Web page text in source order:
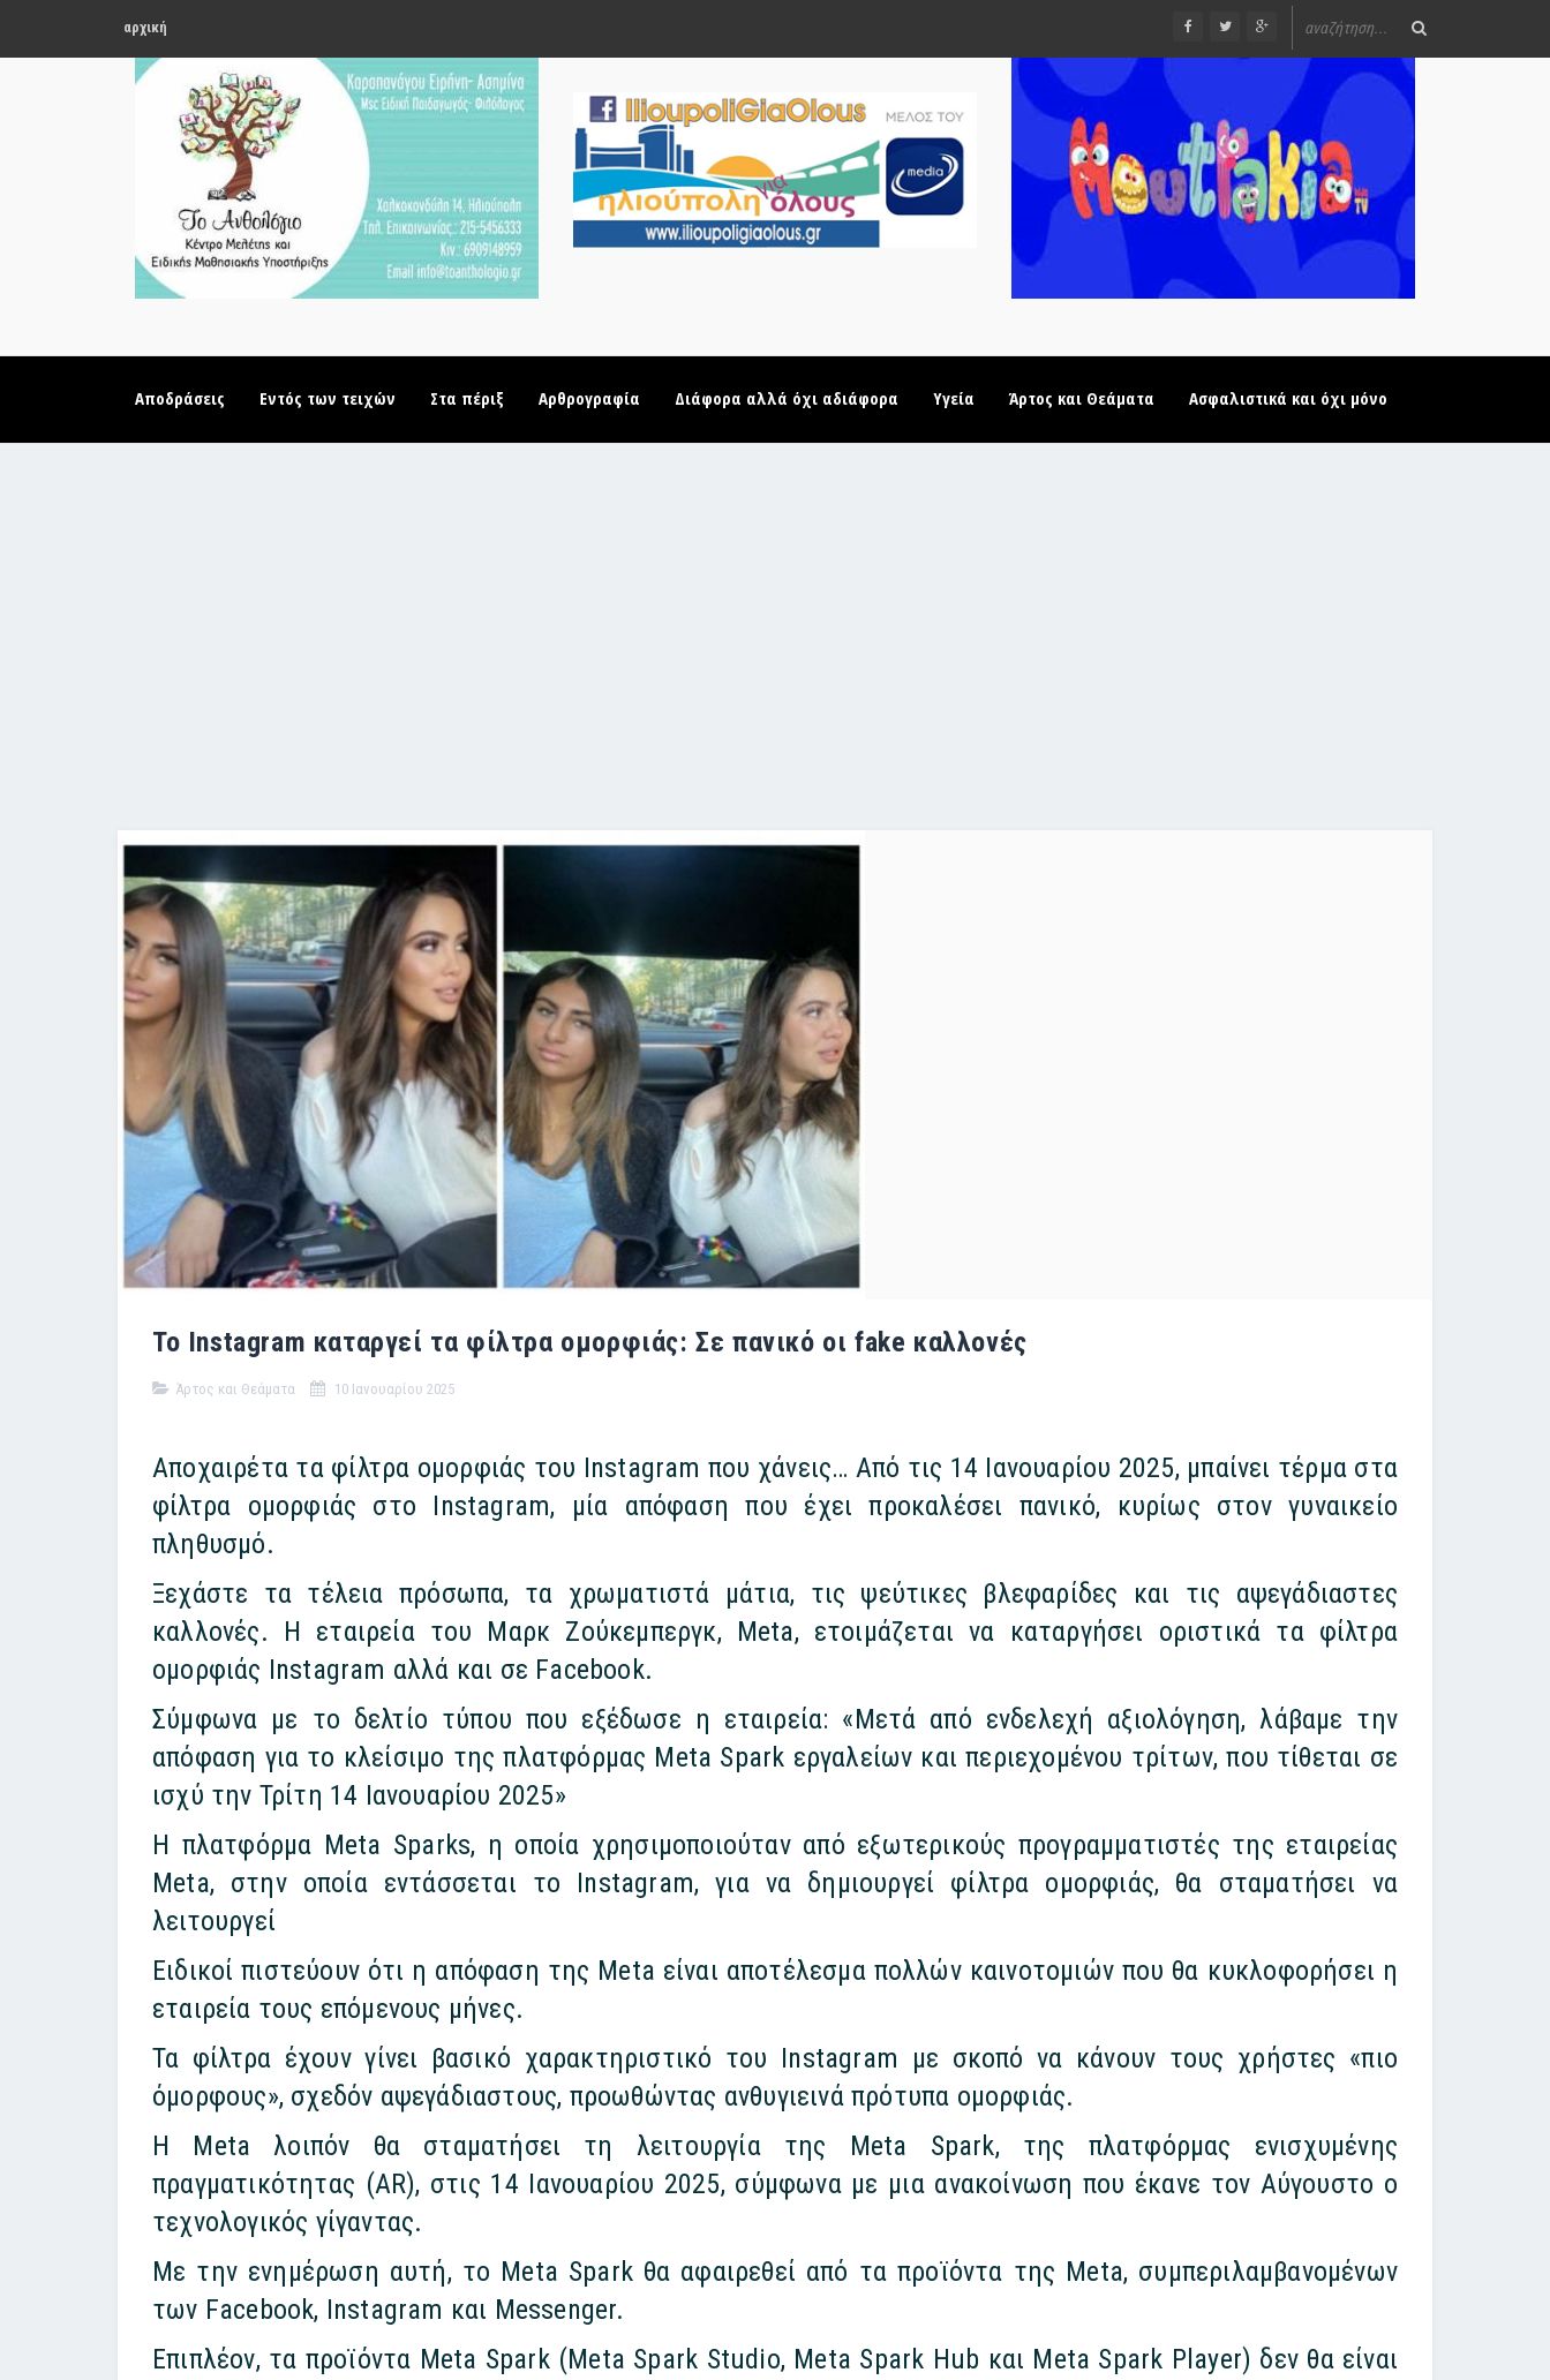
αρχική
Αποδράσεις Εντός των τειχών Στα πέριξ Αρθρογραφία Διάφορα αλλά όχι αδιάφορα Υγεία Άρτος και Θεάματα Ασφαλιστικά και όχι μόνο
Το Instagram καταργεί τα φίλτρα ομορφιάς: Σε πανικό οι fake καλλονές
Άρτος και Θεάματα 10 Ιανουαρίου 2025
Αποχαιρέτα τα φίλτρα ομορφιάς του Instagram που χάνεις… Από τις 14 Ιανουαρίου 2025, μπαίνει τέρμα στα
φίλτρα ομορφιάς στο Instagram, μία απόφαση που έχει προκαλέσει πανικό, κυρίως στον γυναικείο
πληθυσμό.
Ξεχάστε τα τέλεια πρόσωπα, τα χρωματιστά μάτια, τις ψεύτικες βλεφαρίδες και τις αψεγάδιαστες
καλλονές. Η εταιρεία του Μαρκ Ζούκεμπεργκ, Meta, ετοιμάζεται να καταργήσει οριστικά τα φίλτρα
ομορφιάς Instagram αλλά και σε Facebook.
Σύμφωνα με το δελτίο τύπου που εξέδωσε η εταιρεία: «Μετά από ενδελεχή αξιολόγηση, λάβαμε την
απόφαση για το κλείσιμο της πλατφόρμας Meta Spark εργαλείων και περιεχομένου τρίτων, που τίθεται σε
ισχύ την Τρίτη 14 Ιανουαρίου 2025»
Η πλατφόρμα Meta Sparks, η οποία χρησιμοποιούταν από εξωτερικούς προγραμματιστές της εταιρείας
Meta, στην οποία εντάσσεται το Instagram, για να δημιουργεί φίλτρα ομορφιάς, θα σταματήσει να
λειτουργεί
Ειδικοί πιστεύουν ότι η απόφαση της Meta είναι αποτέλεσμα πολλών καινοτομιών που θα κυκλοφορήσει η
εταιρεία τους επόμενους μήνες.
Τα φίλτρα έχουν γίνει βασικό χαρακτηριστικό του Instagram με σκοπό να κάνουν τους χρήστες «πιο
όμορφους», σχεδόν αψεγάδιαστους, προωθώντας ανθυγιεινά πρότυπα ομορφιάς.
Η Meta λοιπόν θα σταματήσει τη λειτουργία της Meta Spark, της πλατφόρμας ενισχυμένης
πραγματικότητας (AR), στις 14 Ιανουαρίου 2025, σύμφωνα με μια ανακοίνωση που έκανε τον Αύγουστο ο
τεχνολογικός γίγαντας.
Με την ενημέρωση αυτή, το Meta Spark θα αφαιρεθεί από τα προϊόντα της Meta, συμπεριλαμβανομένων
των Facebook, Instagram και Messenger.
Επιπλέον, τα προϊόντα Meta Spark (Meta Spark Studio, Meta Spark Hub και Meta Spark Player) δεν θα είναι